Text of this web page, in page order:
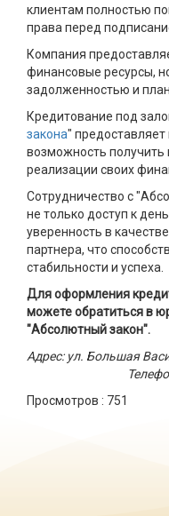
клиентам полностью
права перед
Компания
финансовые ресурсы,
задолженностью и
Кредитование под
закона"
возможность
реализации своих
Сотрудничество с
не только доступ к
уверенность в
партнера, что
стабильности и успеха.
Для оформления
можете обратиться в
"Абсолютный закон".
Адрес: ул. Большая
Просмотров : 751